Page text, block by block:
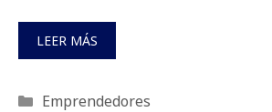
LEER MÁS
Categorías
Emprendedores